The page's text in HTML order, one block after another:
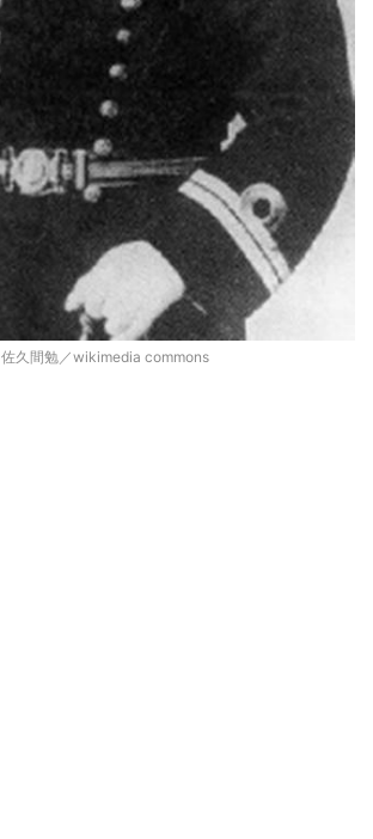
佐久間勉／wikimedia commons